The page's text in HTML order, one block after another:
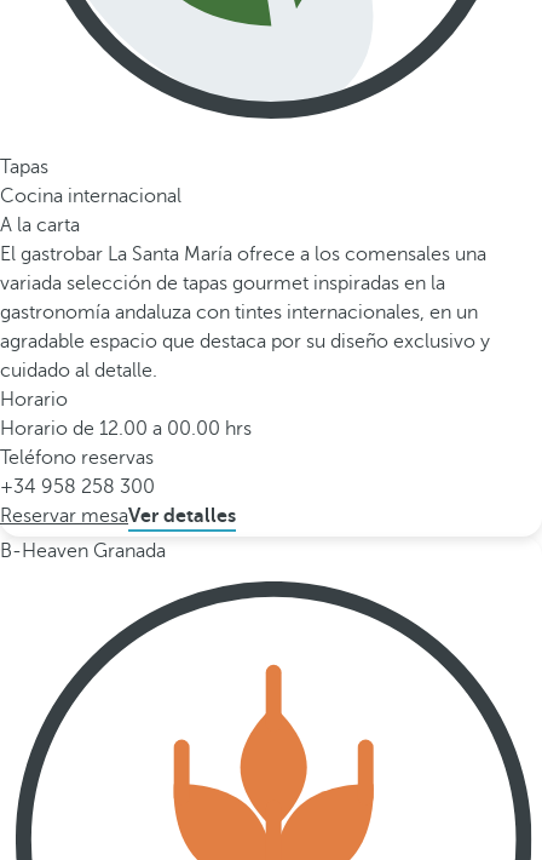
Tapas
Cocina internacional
A la carta
El gastrobar La Santa María ofrece a los comensales una
variada selección de tapas gourmet inspiradas en la
gastronomía andaluza con tintes internacionales, en un
agradable espacio que destaca por su diseño exclusivo y
cuidado al detalle.
Horario
Horario de 12.00 a 00.00 hrs
Teléfono reservas
+34 958 258 300
Reservar mesaVer detalles
B-Heaven Granada